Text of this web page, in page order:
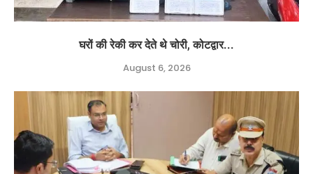
घरों की रेकी कर देते थे चोरी, कोटद्वार...
August 6, 2026